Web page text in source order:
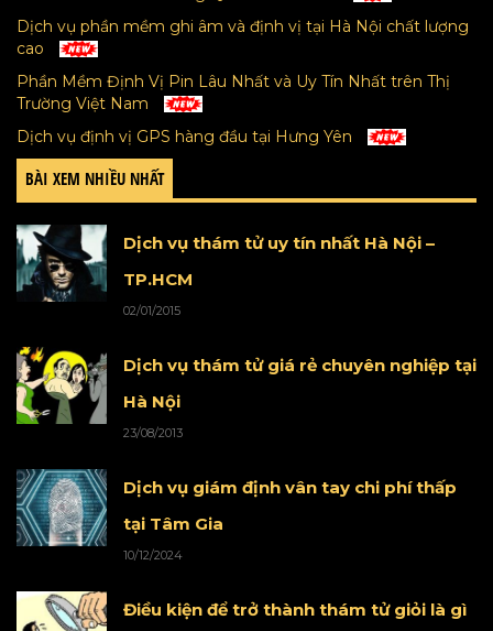
Dịch vụ phần mềm ghi âm và định vị tại Hà Nội chất lượng
cao
Phần Mềm Định Vị Pin Lâu Nhất và Uy Tín Nhất trên Thị
Trường Việt Nam
Dịch vụ định vị GPS hàng đầu tại Hưng Yên
BÀI XEM NHIỀU NHẤT
Dịch vụ thám tử uy tín nhất Hà Nội –
TP.HCM
02/01/2015
Dịch vụ thám tử giá rẻ chuyên nghiệp tại
Hà Nội
23/08/2013
Dịch vụ giám định vân tay chi phí thấp
tại Tâm Gia
10/12/2024
Điều kiện để trở thành thám tử giỏi là gì